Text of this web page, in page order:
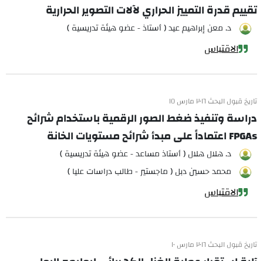
تقييم قدرة التمييز الحراري لآلات التصوير الحرارية
د. معن إبراهيم عيد ( أستاذ - عضو هيئة تدريسية )
الاقتباس
تاريخ قبول البحث ٢٠١٦ مارس ١٥
دراسة وتنفيذ ضغط الصور الرقمية باستخدام شرائح
FPGAs اعتماداً على مبدأ شرائح مستويات الخانة
د. هلال هلال ( أستاذ مساعد - عضو هيئة تدريسية )
محمد حسين دبل ( ماجستير - طالب دراسات عليا )
الاقتباس
تاريخ قبول البحث ٢٠١٦ مارس ١٠